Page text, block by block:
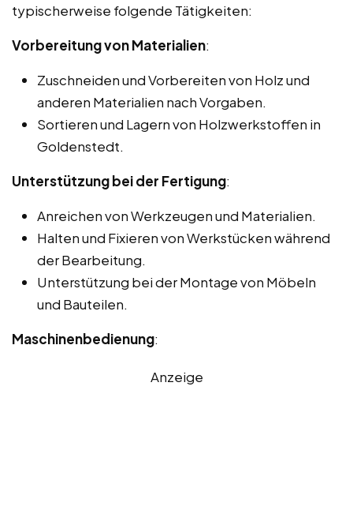
typischerweise folgende Tätigkeiten:
Vorbereitung von Materialien:
Zuschneiden und Vorbereiten von Holz und
anderen Materialien nach Vorgaben.
Sortieren und Lagern von Holzwerkstoffen in
Goldenstedt.
Unterstützung bei der Fertigung:
Anreichen von Werkzeugen und Materialien.
Halten und Fixieren von Werkstücken während
der Bearbeitung.
Unterstützung bei der Montage von Möbeln
und Bauteilen.
Maschinenbedienung:
Anzeige